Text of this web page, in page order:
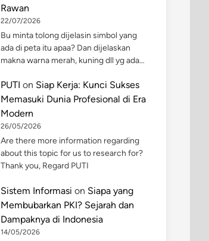
Rawan
22/07/2026
Bu minta tolong dijelasin simbol yang
ada di peta itu apaa? Dan dijelaskan
makna warna merah, kuning dll yg ada…
PUTI on Siap Kerja: Kunci Sukses
Memasuki Dunia Profesional di Era
Modern
26/05/2026
Are there more information regarding
about this topic for us to research for?
Thank you, Regard PUTI
Sistem Informasi on Siapa yang
Membubarkan PKI? Sejarah dan
Dampaknya di Indonesia
14/05/2026